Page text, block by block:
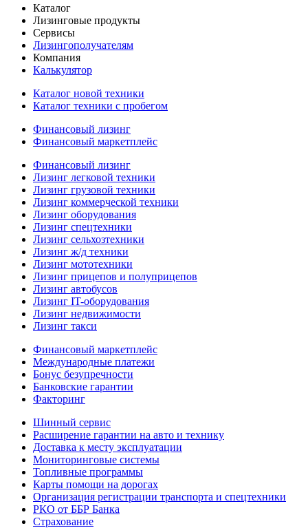
Каталог
Лизинговые продукты
Сервисы
Лизингополучателям
Компания
Калькулятор
Каталог новой техники
Каталог техники с пробегом
Финансовый лизинг
Финансовый маркетплейс
Финансовый лизинг
Лизинг легковой техники
Лизинг грузовой техники
Лизинг коммерческой техники
Лизинг оборудования
Лизинг спецтехники
Лизинг сельхозтехники
Лизинг ж/д техники
Лизинг мототехники
Лизинг прицепов и полуприцепов
Лизинг автобусов
Лизинг IT-оборудования
Лизинг недвижимости
Лизинг такси
Финансовый маркетплейс
Международные платежи
Бонус безупречности
Банковские гарантии
Факторинг
Шинный сервис
Расширение гарантии на авто и технику
Доставка к месту эксплуатации
Мониторинговые системы
Топливные программы
Карты помощи на дорогах
Организация регистрации транспорта и спецтехники
РКО от ББР Банка
Страхование